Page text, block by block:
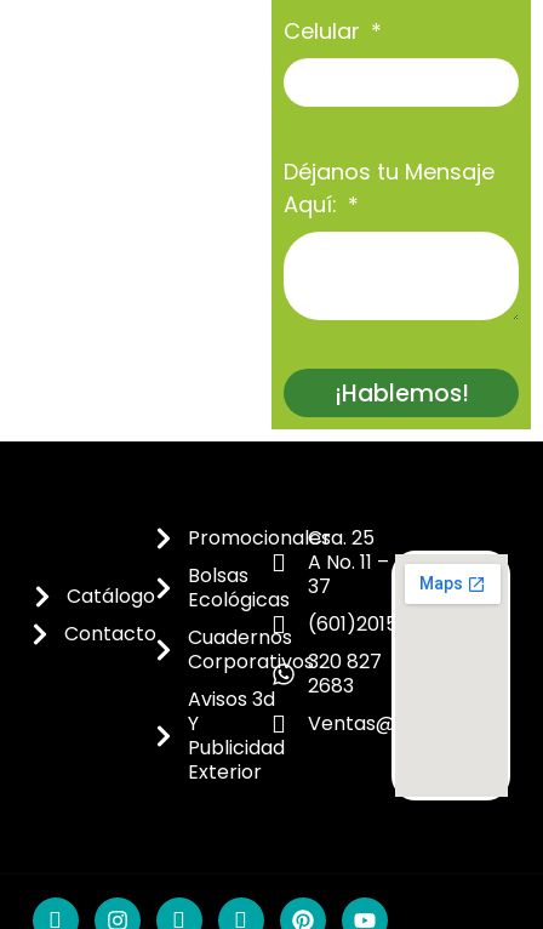
Celular
Déjanos tu Mensaje
Aquí:
¡Hablemos!
Catálogo
Contacto
Promocionales
Bolsas
Ecológicas
Cuadernos
Corporativos
Avisos 3d
Y
Publicidad
Exterior
Cra. 25
A No. 11 –
37
(601)2015300
320 827
2683
Ventas@dicoes.co